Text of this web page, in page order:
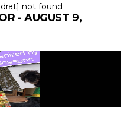
not found
- AUGUST 9,